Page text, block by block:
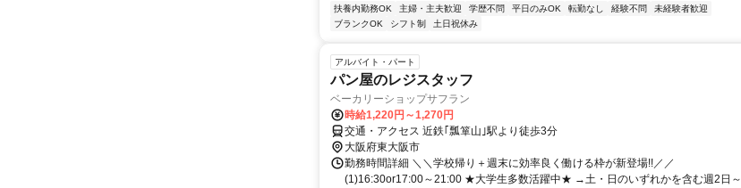
扶養内勤務OK 主婦・主夫歓迎 学歴不問 平日のみOK 転勤なし 経験不問
未経験者歓迎
ブランクOK
シフト制 土日祝休み
アルバイト・パート
パン屋のレジスタッフ
ベーカリーショップサフラン
時給1,220円～1,270円
交通・アクセス 近鉄｢瓢箪山｣駅より徒歩3分
大阪府東大阪市
勤務時間詳細 ＼＼学校帰り＋週末に効率良く働ける枠が新登場!!／／
(1)16:30or17:00～21:00 ★大学生多数活躍中★ →土・日のいずれかを含む週2日～